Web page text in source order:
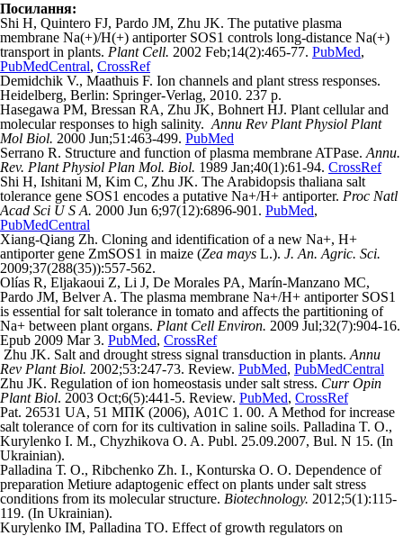
Посилання:
Shi H, Quintero FJ, Pardo JM, Zhu JK. The putative plasma
membrane Na(+)/H(+) antiporter SOS1 controls long-distance Na(+)
transport in plants. Plant Cell. 2002 Feb;14(2):465-77. PubMed,
PubMedCentral, CrossRef
Demidchik V., Maathuis F. Ion channels and plant stress responses.
Heidelberg, Berlin: Springer-Verlag, 2010. 237 p.
Hasegawa PM, Bressan RA, Zhu JK, Bohnert HJ. Plant cellular and
molecular responses to high salinity. Annu Rev Plant Physiol Plant
Mol Biol. 2000 Jun;51:463-499. PubMed
Serrano R. Structure and function of plasma membrane ATPase. Annu.
Rev. Plant Physiol Plan Mol. Biol. 1989 Jan;40(1):61-94. CrossRef
Shi H, Ishitani M, Kim C, Zhu JK. The Arabidopsis thaliana salt
tolerance gene SOS1 encodes a putative Na+/H+ antiporter. Proc Natl
Acad Sci U S A. 2000 Jun 6;97(12):6896-901. PubMed,
PubMedCentral
Xiang-Qiang Zh. Cloning and identification of a new Na+, H+
antiporter gene ZmSOS1 in maize (Zea mays L.). J. An. Agric. Sci.
2009;37(288(35)):557-562.
Olías R, Eljakaoui Z, Li J, De Morales PA, Marín-Manzano MC,
Pardo JM, Belver A. The plasma membrane Na+/H+ antiporter SOS1
is essential for salt tolerance in tomato and affects the partitioning of
Na+ between plant organs. Plant Cell Environ. 2009 Jul;32(7):904-16.
Epub 2009 Mar 3. PubMed, CrossRef
Zhu JK. Salt and drought stress signal transduction in plants. Annu
Rev Plant Biol. 2002;53:247-73. Review. PubMed, PubMedCentral
Zhu JK. Regulation of ion homeostasis under salt stress. Curr Opin
Plant Biol. 2003 Oct;6(5):441-5. Review. PubMed, CrossRef
Pat. 26531 UA, 51 МПК (2006), А01С 1. 00. A Method for increase
salt tolerance of corn for its cultivation in saline soils. Palladina T. O.,
Kurylenko І. М., Chyzhikova O. A. Publ. 25.09.2007, Bul. N 15. (In
Ukrainian).
Palladina Т. О., Ribchenko Zh. І., Konturska О. О. Dependence of
preparation Metiure adaptogenic effect on plants under salt stress
conditions from its molecular structure. Biotechnology. 2012;5(1):115-
119. (In Ukrainian).
Kurylenko ІМ, Palladina ТО. Effect of growth regulators on